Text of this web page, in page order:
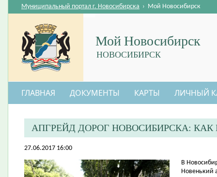
Мой Новосибирск
НОВОСИБИРСК
Муниципальный портал г. Новосибирска › Мой Новосибирск
ГЛАВНАЯ ДОКУМЕНТЫ КАРТЫ ЛИЧНЫЙ
АПГРЕЙД ДОРОГ НОВОСИБИРСКА:
27.06.2017 16:00
​В
Новенький